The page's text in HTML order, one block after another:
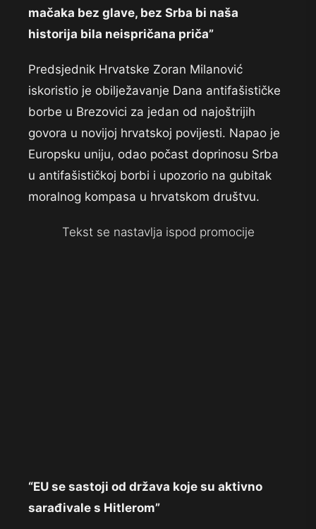
mačaka bez glave, bez Srba bi naša
historija bila neispričana priča”
Predsjednik Hrvatske Zoran Milanović
iskoristio je obilježavanje Dana antifašističke
borbe u Brezovici za jedan od najoštrijih
govora u novijoj hrvatskoj povijesti. Napao je
Europsku uniju, odao počast doprinosu Srba
u antifašističkoj borbi i upozorio na gubitak
moralnog kompasa u hrvatskom društvu.
Tekst se nastavlja ispod promocije
“EU se sastoji od država koje su aktivno
sarađivale s Hitlerom”